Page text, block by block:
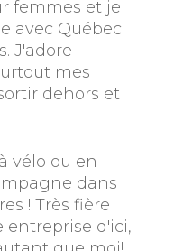
femmes et je
avec Québec
J'adore
mes
dehors et
vélo ou en
dans
! Très fière
entreprise d'ici,